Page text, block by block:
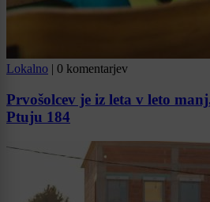
Lokalno 0 komentarjev
Prvošolcev je iz leta v leto
Ptuju 184